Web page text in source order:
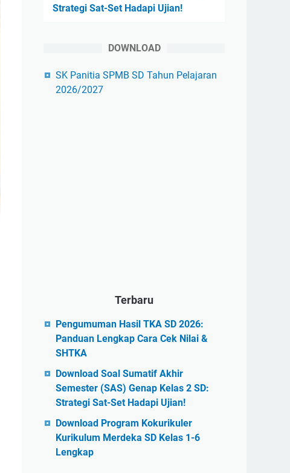
Strategi Sat-Set Hadapi Ujian!
DOWNLOAD
SK Panitia SPMB SD Tahun Pelajaran
2026/2027
Terbaru
Pengumuman Hasil TKA SD 2026:
Panduan Lengkap Cara Cek Nilai &
SHTKA
Download Soal Sumatif Akhir
Semester (SAS) Genap Kelas 2 SD:
Strategi Sat-Set Hadapi Ujian!
Download Program Kokurikuler
Kurikulum Merdeka SD Kelas 1-6
Lengkap